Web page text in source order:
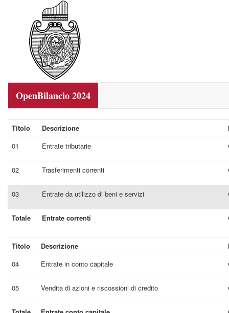
OpenBilancio 2024
Titolo Descrizione
01
Entrate tributarie
02 Trasferimenti correnti
03 Entrate da utilizzo di beni e servizi
Totale Entrate correnti
Titolo Descrizione
04
Entrate in conto capitale
05 Vendita di azioni e riscossioni di credito